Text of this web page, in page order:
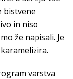
bistvene
in niso
že napisali. Je
varstva